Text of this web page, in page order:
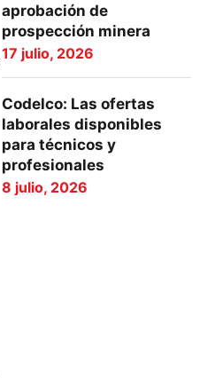
aprobación de
prospección minera
17 julio, 2026
Codelco: Las ofertas
laborales disponibles
para técnicos y
profesionales
8 julio, 2026